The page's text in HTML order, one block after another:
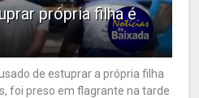
própria filha é
de estuprar a própria filha
foi preso em flagrante na tarde